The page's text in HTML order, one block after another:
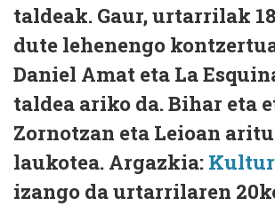
taldeak. Gaur, urtarrilak
dute lehenengo
Daniel Amat eta La
taldea ariko da. Bihar eta
Zornotzan eta Leioan
laukotea. Argazkia:
izango da urtarrilaren